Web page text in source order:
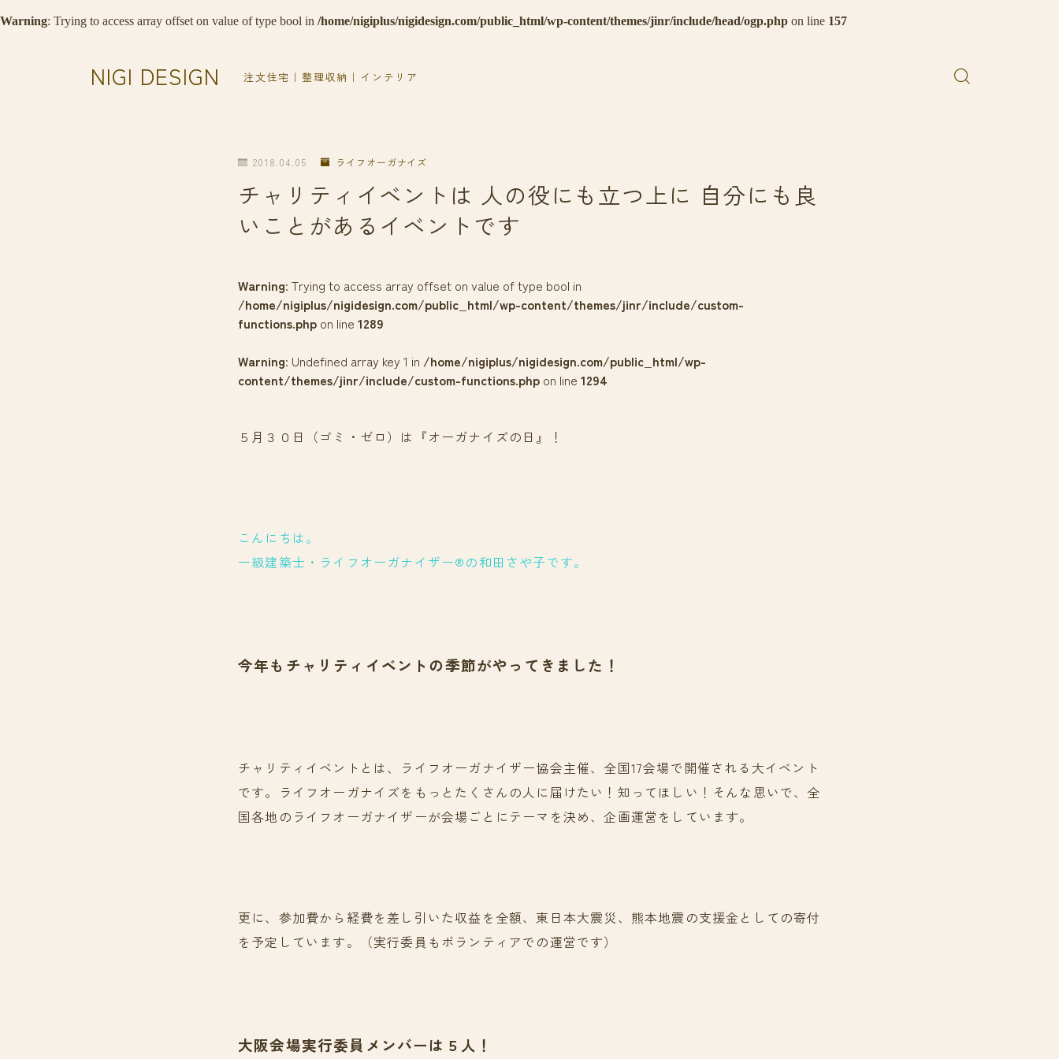
Warning: Trying to access array offset on value of type bool in /home/nigiplus/nigidesign.com/public_html/wp-content/themes/jinr/include/head/ogp.php on line 157
NIGI DESIGN 注文住宅｜整理収納｜インテリア
2018.04.05 ライフオーガナイズ
チャリティイベントは 人の役にも立つ上に 自分にも良
いことがあるイベントです
Warning: Trying to access array offset on value of type bool in
/home/nigiplus/nigidesign.com/public_html/wp-content/themes/jinr/include/custom-
functions.php on line 1289
Warning: Undefined array key 1 in /home/nigiplus/nigidesign.com/public_html/wp-
content/themes/jinr/include/custom-functions.php on line 1294
５月３０日（ゴミ・ゼロ）は『オーガナイズの日』！
こんにちは。
一級建築士・ライフオーガナイザー®の和田さや子です。
今年もチャリティイベントの季節がやってきました！
チャリティイベントとは、ライフオーガナイザー協会主催、全国17会場で開催される大イベント
です。ライフオーガナイズをもっとたくさんの人に届けたい！知ってほしい！そんな思いで、全
国各地のライフオーガナイザーが会場ごとにテーマを決め、企画運営をしています。
更に、参加費から経費を差し引いた収益を全額、東日本大震災、熊本地震の支援金としての寄付
を予定しています。（実行委員もボランティアでの運営です）
大阪会場実行委員メンバーは５人！